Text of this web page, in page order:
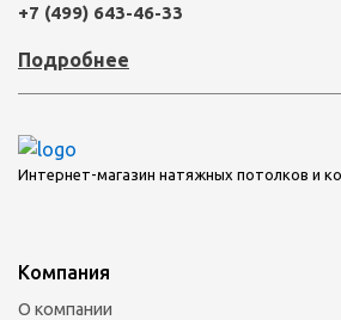
+7 (499) 643-46-33
Подробнее
Интернет-магазин натяжных потолков и
Компания
О компании